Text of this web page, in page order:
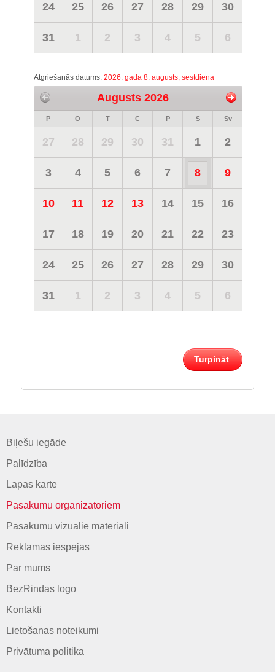
24 25 26 27 28 29 30
31 1 2 3 4 5 6
Atgriešanās datums: 2026. gada 8. augusts, sestdiena
Augusts 2026
P O T C P S Sv
27 28 29 30 31 1 2
3 4 5 6 7 8 9
10 11 12 13 14 15 16
17 18 19 20 21 22 23
24 25 26 27 28 29 30
31 1 2 3 4 5 6
Turpināt
Biļešu iegāde
Palīdzība
Lapas karte
Pasākumu organizatoriem
Pasākumu vizuālie materiāli
Reklāmas iespējas
Par mums
BezRindas logo
Kontakti
Lietošanas noteikumi
Privātuma politika